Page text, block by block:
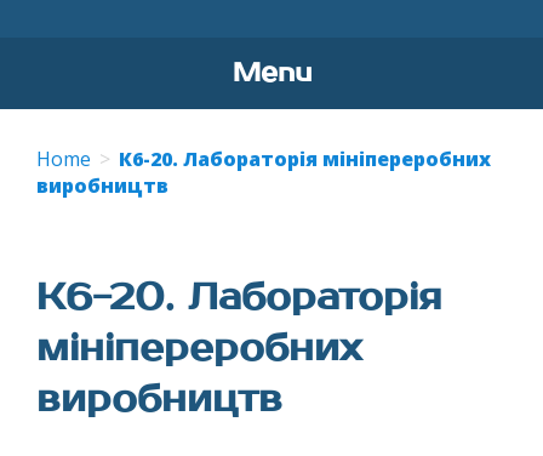
Menu
content
Home
К6-20. Лабораторія мініпереробних
виробництв
К6-20. Лабораторія
мініпереробних
виробництв